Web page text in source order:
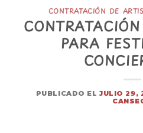
CONTRATACIÓN DE
PARA
PUBLICADO ELJULIO 29,